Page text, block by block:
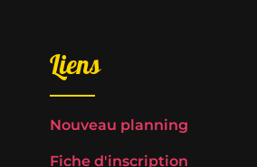
Liens
Nouveau planning
Fiche d'inscription